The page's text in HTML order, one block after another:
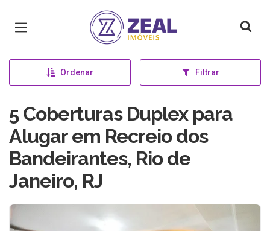
Página inicial
Ordenar Filtrar
5 Coberturas Duplex para
Alugar em Recreio dos
Bandeirantes, Rio de
Janeiro, RJ